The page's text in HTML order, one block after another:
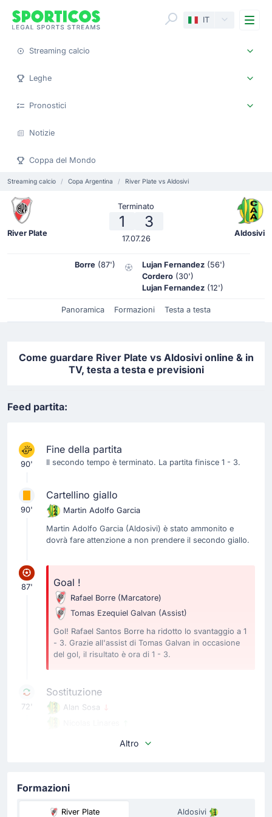
IT
Streaming calcio
Leghe
Pronostici
Notizie
Coppa del Mondo
Streaming calcio Copa Argentina River Plate vs Aldosivi
River Plate
Terminato
1 3
17.07.26
Aldosivi
Borre (87') Lujan Fernandez (56')
Cordero (30')
Lujan Fernandez (12')
Panoramica Formazioni Testa a testa
Come guardare River Plate vs Aldosivi online & in
TV, testa a testa e previsioni
Feed partita:
90'
Fine della partita
Il secondo tempo è terminato. La partita finisce 1 - 3.
90'
Cartellino giallo
Martin Adolfo Garcia
Martin Adolfo Garcia (Aldosivi) è stato ammonito e
dovrà fare attenzione a non prendere il secondo giallo.
87' Goal !
Rafael Borre (Marcatore)
Tomas Ezequiel Galvan (Assist)
Gol! Rafael Santos Borre ha ridotto lo svantaggio a 1
- 3. Grazie all'assist di Tomas Galvan in occasione
del gol, il risultato è ora di 1 - 3.
72'
Sostituzione
Alan Sosa
Sostituzione Aldosivi: esce Alan Sosa ed entra Nicolas
Sostituzione
Altro
Formazioni
River Plate Aldosivi